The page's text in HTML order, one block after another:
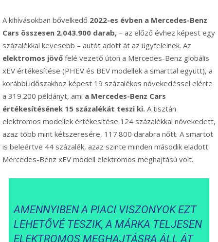
A kihívásokban bővelkedő 2022-es évben a Mercedes-Benz
Cars összesen 2.043.900 darab, – az előző évhez képest egy
százalékkal kevesebb – autót adott át az ügyfeleinek. Az
elektromos jövő felé vezető úton a Mercedes-Benz globális
xEV értékesítése (PHEV és BEV modellek a smarttal együtt), a
korábbi időszakhoz képest 19 százalékos növekedéssel elérte
a 319.200 példányt, ami a Mercedes-Benz Cars
értékesítésének 15 százalékát teszi ki. A tisztán
elektromos modellek értékesítése 124 százalékkal növekedett,
azaz több mint kétszeresére, 117.800 darabra nőtt. A smartot
is beleértve 44 százalék, azaz szinte minden második eladott
Mercedes-Benz xEV modell elektromos meghajtású volt.
AMENNYIBEN A PIACI VISZONYOK EZT
LEHETŐVÉ TESZIK, A MÁRKA TELJESEN
ELEKTROMOS MEGHAJTÁSRA ÁLL ÁT